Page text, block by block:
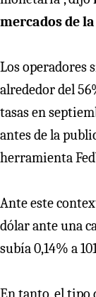
mercados de
Los operadores
alrededor del
tasas en
antes de la
herramienta
Ante este
dólar ante una
subía 0,14% a
En tanto, el tipo